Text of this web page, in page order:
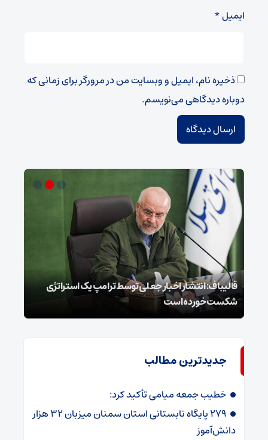
ایمیل*
ذخیره نام، ایمیل و وبسایت من در مرورگر برای زمانی که
دوباره دیدگاهی می‌نویسم.
قالیباف: انتشار اخبار جعلی توسط ترامپ یک استراتژی
شکست خورده است
جدیدترین مطالب
خطیب جمعه میامی تأکید کرد:
۲۷۹ پایگاه تابستانی استان سمنان میزبان ۳۲ هزار
دانش‌آموز